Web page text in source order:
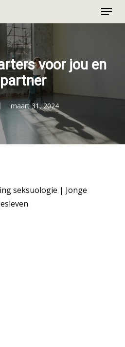
Menu
voor jou en
maart 31, 2024
seksuologie | Jonge